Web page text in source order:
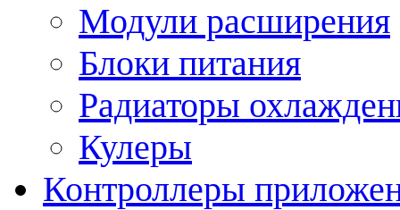
Модули расширения
Блоки питания
Радиаторы
Кулеры
Контроллеры